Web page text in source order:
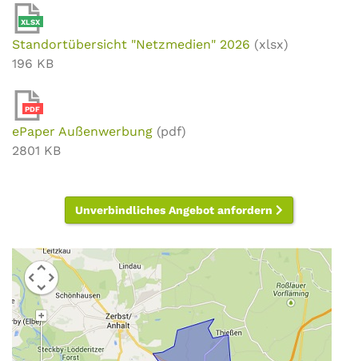
XLSX
Standortübersicht "Netzmedien" 2026 (xlsx)
196 KB
PDF
ePaper Außenwerbung (pdf)
2801 KB
Unverbindliches Angebot anfordern